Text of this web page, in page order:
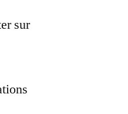
sur